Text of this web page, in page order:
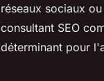
réseaux sociaux
consultant SEO
déterminant pour